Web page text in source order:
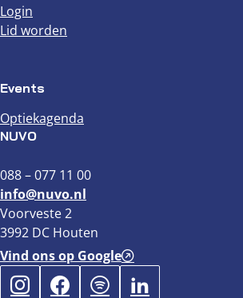
Login
Lid worden
Events
Optiekagenda
NUVO
088 – 077 11 00
info@nuvo.nl
Voorveste 2
3992 DC Houten
Vind ons op Google